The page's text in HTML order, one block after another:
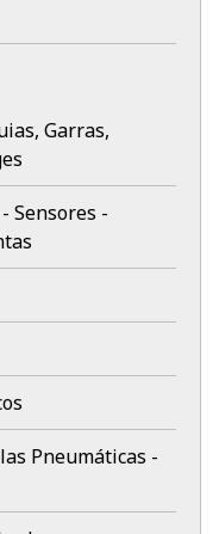
Garras,
Sensores -
Pneumáticas -